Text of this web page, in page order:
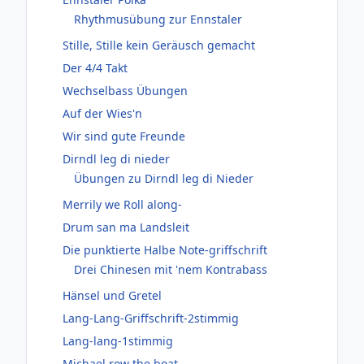
Rhythmusübung zur Ennstaler
Stille, Stille kein Geräusch gemacht
Der 4/4 Takt
Wechselbass Übungen
Auf der Wies'n
Wir sind gute Freunde
Dirndl leg di nieder
Übungen zu Dirndl leg di Nieder
Merrily we Roll along-
Drum san ma Landsleit
Die punktierte Halbe Note-griffschrift
Drei Chinesen mit 'nem Kontrabass
Hänsel und Gretel
Lang-Lang-Griffschrift-2stimmig
Lang-lang-1stimmig